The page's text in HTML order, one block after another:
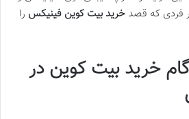
فردی که قصد خرید بیت کوین فینیکس را
خرید بیت کوین در